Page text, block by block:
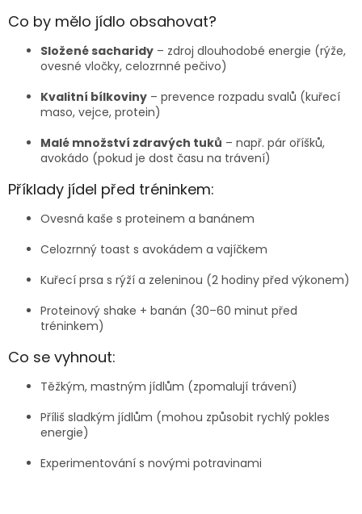
Co by mělo jídlo obsahovat?
Složené sacharidy – zdroj dlouhodobé energie (rýže,
ovesné vločky, celozrnné pečivo)
Kvalitní bílkoviny – prevence rozpadu svalů (kuřecí
maso, vejce, protein)
Malé množství zdravých tuků – např. pár oříšků,
avokádo (pokud je dost času na trávení)
Příklady jídel před tréninkem:
Ovesná kaše s proteinem a banánem
Celozrnný toast s avokádem a vajíčkem
Kuřecí prsa s rýží a zeleninou (2 hodiny před výkonem)
Proteinový shake + banán (30–60 minut před
tréninkem)
Co se vyhnout:
Těžkým, mastným jídlům (zpomalují trávení)
Příliš sladkým jídlům (mohou způsobit rychlý pokles
energie)
Experimentování s novými potravinami